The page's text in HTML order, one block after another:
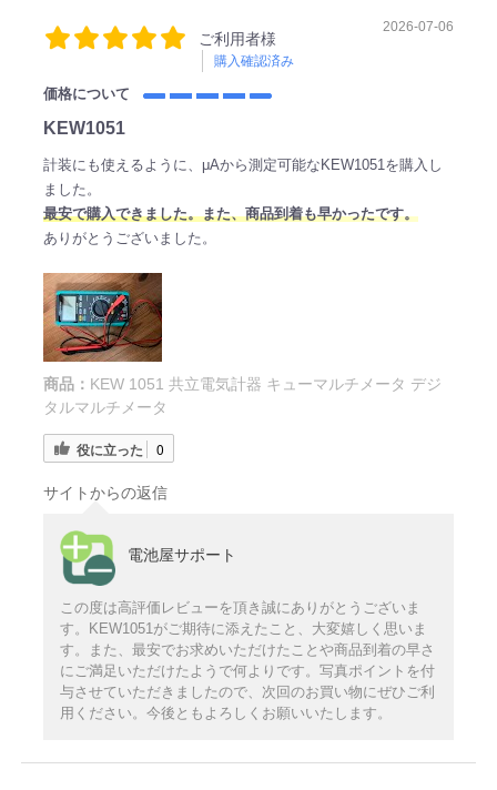
ご利用者様
購入確認済み
2026-07-06
価格について
KEW1051
計装にも使えるように、μAから測定可能なKEW1051を購入し
ました。
最安で購入できました。また、商品到着も早かったです。
ありがとうございました。
商品： KEW 1051 共立電気計器 キューマルチメータ デジ
タルマルチメータ
役に立った 0
サイトからの返信
電池屋サポート
この度は高評価レビューを頂き誠にありがとうございま
す。KEW1051がご期待に添えたこと、大変嬉しく思いま
す。また、最安でお求めいただけたことや商品到着の早さ
にご満足いただけたようで何よりです。写真ポイントを付
与させていただきましたので、次回のお買い物にぜひご利
用ください。今後ともよろしくお願いいたします。